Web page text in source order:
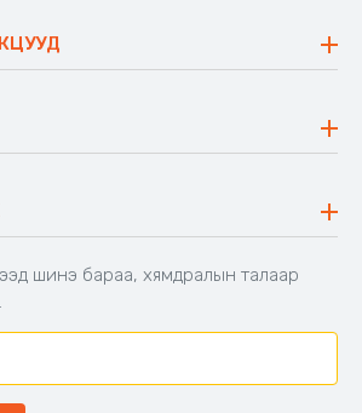
шинэ бараа, хямдралын талаар